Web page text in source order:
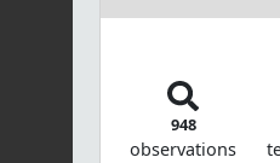
948
observations